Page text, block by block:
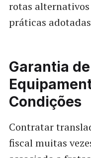
rotas
práticas
Garantia
Condições
Contratar
fiscal muitas